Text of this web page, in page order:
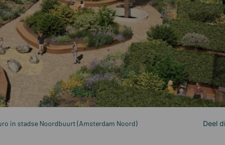
in stadse Noordbuurt (Amsterdam Noord)